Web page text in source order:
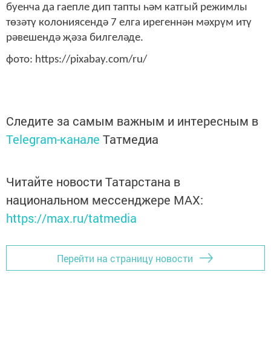
буенча да гаепле дип тапты һәм катгый режимлы
төзәтү колониясендә 7 елга ирегеннән мәхрүм итү
рәвешендә җәза билгеләде.
фото: https://pixabay.com/ru/
Следите за самым важным и интересным в
Telegram-канале Татмедиа
Читайте новости Татарстана в
национальном мессенджере MАХ:
https://max.ru/tatmedia
Перейти на страницу новости